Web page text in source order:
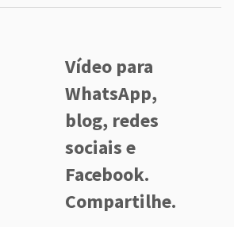
Vídeo para
WhatsApp,
blog, redes
sociais e
Facebook.
Compartilhe.